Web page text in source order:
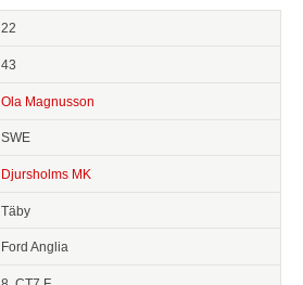
22
43
Ola Magnusson
SWE
Djursholms MK
Täby
Ford Anglia